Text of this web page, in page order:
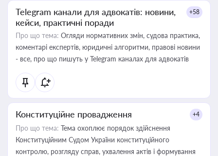
Telegram канали для адвокатів: новини,
кейси, практичні поради
+58
Про що тема: Огляди нормативних змін, судова практика,
коментарі експертів, юридичні алгоритми, правові новини
- все, про що пишуть у Telegram каналах для адвокатів
Конституційне провадження +4
Про що тема: Тема охоплює порядок здійснення
Конституційним Судом України конституційного
контролю, розгляду справ, ухвалення актів і формування